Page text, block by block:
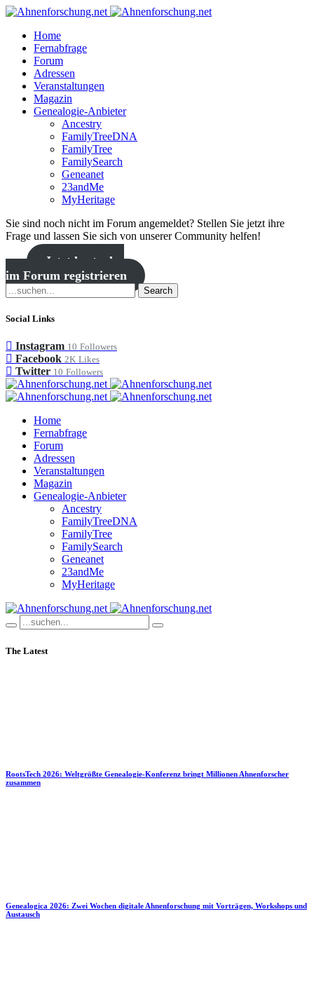
Home
Fernabfrage
Forum
Adressen
Veranstaltungen
Magazin
Genealogie-Anbieter
Ancestry
FamilyTreeDNA
FamilyTree
FamilySearch
Geneanet
23andMe
MyHeritage
Sie sind noch nicht im Forum angemeldet? Stellen Sie jetzt ihre
Frage und lassen Sie sich von unserer Community helfen!
Jetzt kostenlos
im Forum registrieren
Search
Social Links
Instagram 10 Followers
Facebook 2K Likes
Twitter 10 Followers
Home
Fernabfrage
Forum
Adressen
Veranstaltungen
Magazin
Genealogie-Anbieter
Ancestry
FamilyTreeDNA
FamilyTree
FamilySearch
Geneanet
23andMe
MyHeritage
The Latest
RootsTech 2026: Weltgrößte Genealogie-Konferenz bringt Millionen Ahnenforscher
zusammen
Genealogica 2026: Zwei Wochen digitale Ahnenforschung mit Vorträgen, Workshops und
Austausch